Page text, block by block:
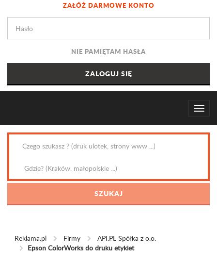
ZAŁÓŻ DARMOWE KONTO
NIE PAMIĘTAM HASŁA
Reklama.pl Firmy
API.PL Spółka z o.o.
Epson ColorWorks do druku etykiet